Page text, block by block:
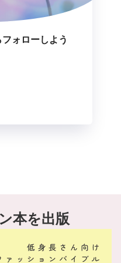
ォローしよう
本を出版